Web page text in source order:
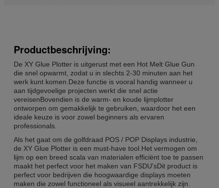
Productbeschrijving:
De XY Glue Plotter is uitgerust met een Hot Melt Glue Gun
die snel opwarmt, zodat u in slechts 2-30 minuten aan het
werk kunt komen.Deze functie is vooral handig wanneer u
aan tijdgevoelige projecten werkt die snel actie
vereisenBovendien is de warm- en koude lijmplotter
ontworpen om gemakkelijk te gebruiken, waardoor het een
ideale keuze is voor zowel beginners als ervaren
professionals.
Als het gaat om de golfdraad POS / POP Displays industrie,
de XY Glue Plotter is een must-have tool.Het vermogen om
lijm op een breed scala van materialen efficiënt toe te passen
maakt het perfect voor het maken van FSDU'sDit product is
perfect voor bedrijven die hoogwaardige displays moeten
maken die zowel functioneel als visueel aantrekkelijk zijn.